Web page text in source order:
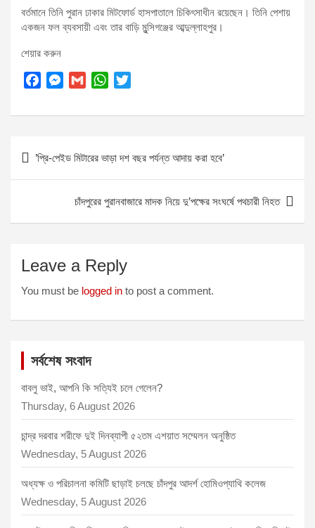
বর্তমানে তিনি পুরান ঢাকার মিটফোর্ড হাসপাতালে চিকিৎসাধীন রয়েছেন। তিনি পেশায়
একজন ফল ব্যবসায়ী এবং তার বাড়ি মুন্সিগঞ্জের আব্দুল্লাহপুর।
শেয়ার করুন
c
o
o
M
s
n
g
G
a
W
a
A
p
p
i
e
r
navigation
‌’প্রি-পেইড মিটারের ভাড়া দশ বছর পর্যন্ত আদায় করা হবে’
চাঁদপুরের পুরানবাজারে মাদক নিয়ে দু’পক্ষের সংঘর্ষে পথচারী নিহত
Leave a Reply
You must be logged in to post a comment.
সর্বশেষ সংবাদ
বাবলু ভাই, আপনি কি সত্যিই চলে গেলেন?
Thursday, 6 August 2026
চান্দ্র দরবার শরীফে দুই দিনব্যাপী ৫২তম এশয়াত সম্মেলন অনুষ্ঠিত
Wednesday, 5 August 2026
অধ্যক্ষ ও পরিচালনা কমিটি ছাড়াই চলছে চাঁদপুর আদর্শ হোমিওপ্যাথি কলেজ
Wednesday, 5 August 2026